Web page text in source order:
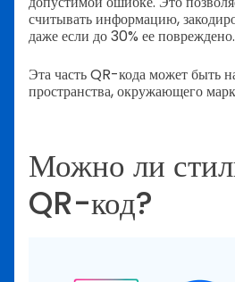
считывать информацию,
даже если до 30% ее повреждено.
Эта часть QR-кода может быть
пространства, окружающего
Можно ли
QR-код?